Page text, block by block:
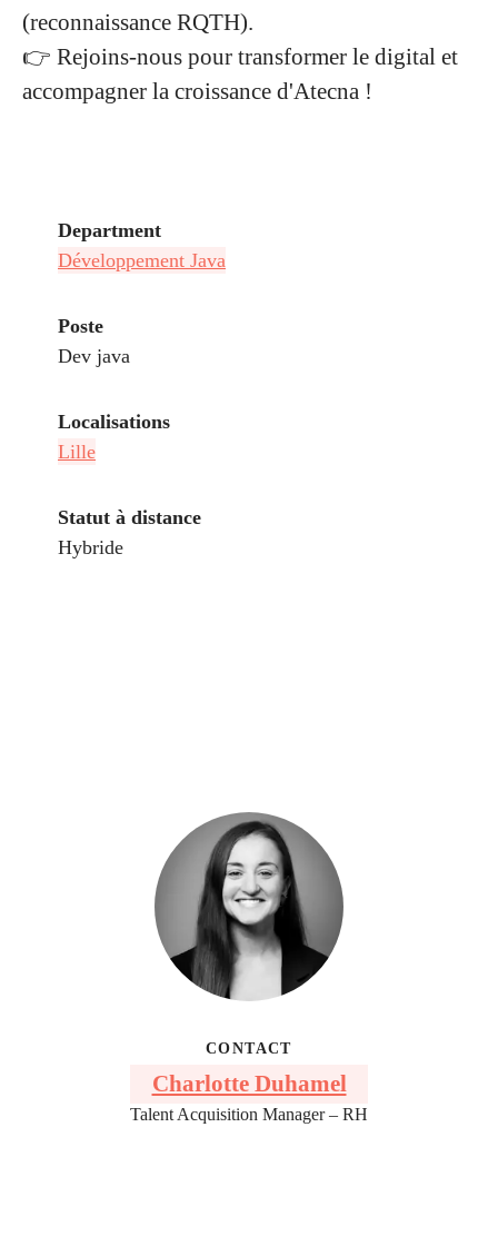
(reconnaissance RQTH).
👉 Rejoins-nous pour transformer le digital et
accompagner la croissance d'Atecna !
Department
Développement Java
Poste
Dev java
Localisations
Lille
Statut à distance
Hybride
CONTACT
Charlotte Duhamel
Talent Acquisition Manager – RH